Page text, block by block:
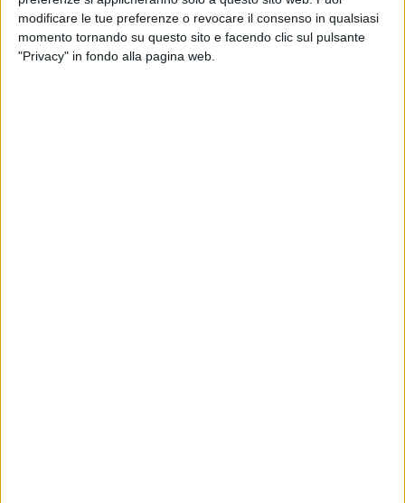
modificare le tue preferenze o revocare il consenso in qualsiasi
momento tornando su questo sito e facendo clic sul pulsante
"Privacy" in fondo alla pagina web.